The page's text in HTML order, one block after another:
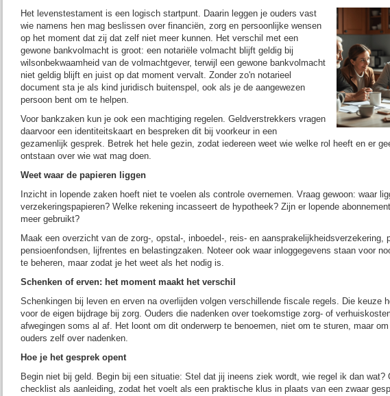
Het levenstestament is een logisch startpunt. Daarin leggen je ouders vast
wie namens hen mag beslissen over financiën, zorg en persoonlijke wensen
op het moment dat zij dat zelf niet meer kunnen. Het verschil met een
gewone bankvolmacht is groot: een notariële volmacht blijft geldig bij
wilsonbekwaamheid van de volmachtgever, terwijl een gewone bankvolmacht
niet geldig blijft en juist op dat moment vervalt. Zonder zo'n notarieel
document sta je als kind juridisch buitenspel, ook als je de aangewezen
persoon bent om te helpen.
Voor bankzaken kun je ook een machtiging regelen. Geldverstrekkers vragen
daarvoor een identiteitskaart en bespreken dit bij voorkeur in een
gezamenlijk gesprek. Betrek het hele gezin, zodat iedereen weet wie welke rol heeft en er
ontstaan over wie wat mag doen.
Weet waar de papieren liggen
Inzicht in lopende zaken hoeft niet te voelen als controle overnemen. Vraag gewoon: waar
verzekeringspapieren? Welke rekening incasseert de hypotheek? Zijn er lopende
meer gebruikt?
Maak een overzicht van de zorg-, opstal-, inboedel-, reis- en aansprakelijkheidsverzekering,
pensioenfondsen, lijfrentes en belastingzaken. Noteer ook waar inloggegevens staan voor
te beheren, maar zodat je het weet als het nodig is.
Schenken of erven: het moment maakt het verschil
Schenkingen bij leven en erven na overlijden volgen verschillende fiscale regels. Die keuze
voor de eigen bijdrage bij zorg. Ouders die nadenken over toekomstige zorg- of
afwegingen soms al af. Het loont om dit onderwerp te benoemen, niet om te sturen, maar
ouders zelf over nadenken.
Hoe je het gesprek opent
Begin niet bij geld. Begin bij een situatie: Stel dat jij ineens ziek wordt, wie regel ik dan wat?
checklist als aanleiding, zodat het voelt als een praktische klus in plaats van een zwaar